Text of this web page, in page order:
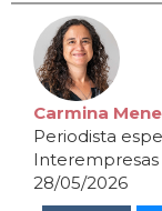
Carmina
Periodista
Interempresas
28/05/2026